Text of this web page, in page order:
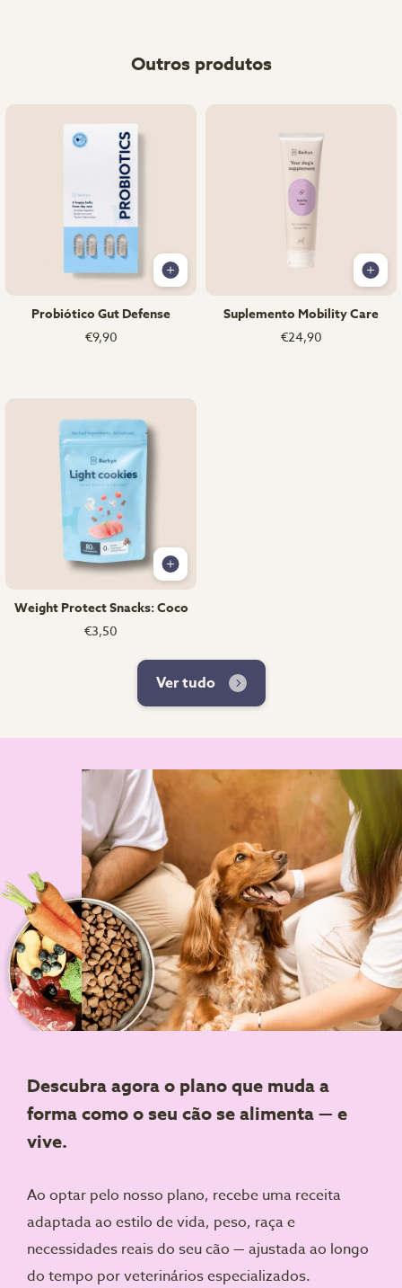
Outros produtos
Probiótico Gut Defense
€9,90
Suplemento Mobility Care
€24,90
Weight Protect Snacks: Coco
€3,50
Ver tudo
Descubra agora o plano que muda a
forma como o seu cão se alimenta — e
vive.
Ao optar pelo nosso plano, recebe uma receita
adaptada ao estilo de vida, peso, raça e
necessidades reais do seu cão — ajustada ao longo
do tempo por veterinários especializados.